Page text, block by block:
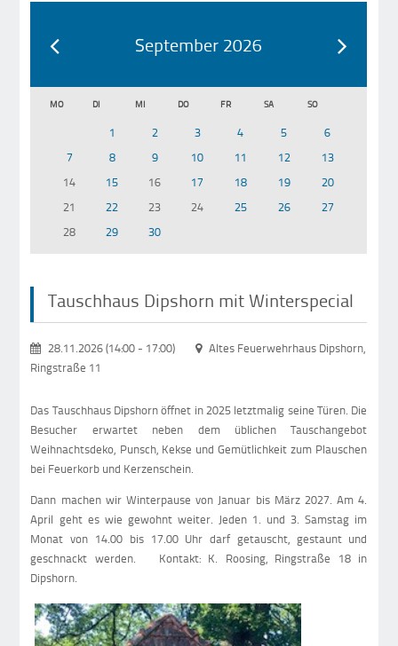
September 2026
MO DI MI DO FR SA SO
1 2 3 4 5
6
7
8 9 10 11 12
13
14
15 16 17 18 19
20
21
22 23 24 25 26
27
28
29 30
Tauschhaus Dipshorn mit Winterspecial
28.11.2026 (14:00- 17:00)
Altes Feuerwehrhaus Dipshorn,
Ringstraße 11
Das Tauschhaus Dipshorn öffnet in 2025 letztmalig seine Türen. Die
Besucher erwartet neben dem üblichen Tauschangebot
Weihnachtsdeko, Punsch, Kekse und Gemütlichkeit zum Plauschen
bei Feuerkorb und Kerzenschein.
Dann machen wir Winterpause von Januar bis März 2027. Am 4.
April geht es wie gewohnt weiter. Jeden 1. und 3. Samstag im
Monat von 14.00 bis 17.00 Uhr darf getauscht, gestaunt und
geschnackt werden. Kontakt: K. Roosing, Ringstraße 18 in
Dipshorn.